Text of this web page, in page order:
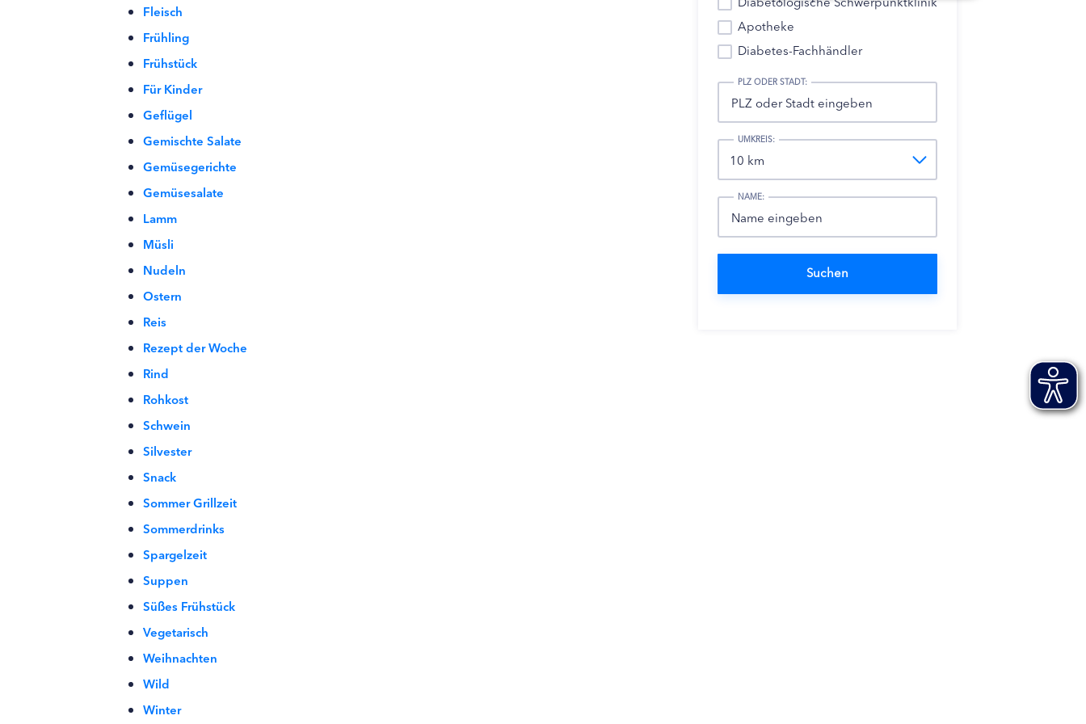
Fleisch
Frühling
Frühstück
Für Kinder
Geflügel
Gemischte Salate
Gemüsegerichte
Gemüsesalate
Lamm
Müsli
Nudeln
Ostern
Reis
Rezept der Woche
Rind
Rohkost
Schwein
Silvester
Snack
Sommer Grillzeit
Sommerdrinks
Spargelzeit
Suppen
Süßes Frühstück
Vegetarisch
Weihnachten
Wild
Winter
Apotheke
Diabetes-Fachhändler
PLZ ODER STADT:
UMKREIS:
NAME: